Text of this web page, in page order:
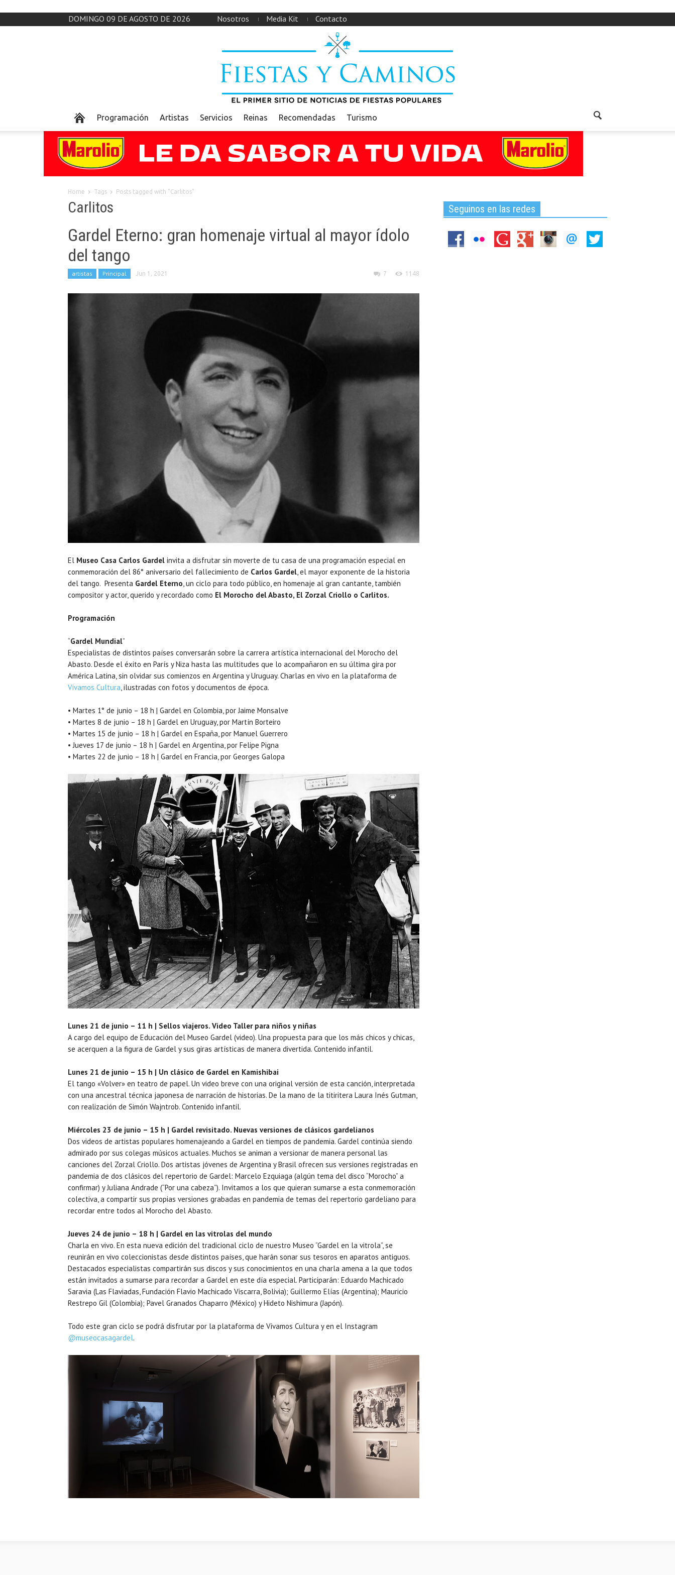
DOMINGO 09 DE AGOSTO DE 2026 Nosotros Media Kit Contacto
Programación Artistas Servicios Reinas Recomendadas Turismo
Home Tags Posts tagged with "Carlitos"
Carlitos
Gardel Eterno: gran homenaje virtual al mayor ídolo
del tango
artistas Principal Jun 1, 2021 7 1148
El Museo Casa Carlos Gardel invita a disfrutar sin moverte de tu casa de una programación especial en
conmemoración del 86° aniversario del fallecimiento de Carlos Gardel, el mayor exponente de la historia
del tango. Presenta Gardel Eterno, un ciclo para todo público, en homenaje al gran cantante, también
compositor y actor, querido y recordado como El Morocho del Abasto, El Zorzal Criollo o Carlitos.
Programación
“Gardel Mundial”
Especialistas de distintos países conversarán sobre la carrera artística internacional del Morocho del
Abasto. Desde el éxito en París y Niza hasta las multitudes que lo acompañaron en su última gira por
América Latina, sin olvidar sus comienzos en Argentina y Uruguay. Charlas en vivo en la plataforma de
Vivamos Cultura, ilustradas con fotos y documentos de época.
• Martes 1° de junio – 18 h | Gardel en Colombia, por Jaime Monsalve
• Martes 8 de junio – 18 h | Gardel en Uruguay, por Martín Borteiro
• Martes 15 de junio – 18 h | Gardel en España, por Manuel Guerrero
• Jueves 17 de junio – 18 h | Gardel en Argentina, por Felipe Pigna
• Martes 22 de junio – 18 h | Gardel en Francia, por Georges Galopa
Lunes 21 de junio – 11 h | Sellos viajeros. Video Taller para niños y niñas
A cargo del equipo de Educación del Museo Gardel (video). Una propuesta para que los más chicos y chicas,
se acerquen a la figura de Gardel y sus giras artísticas de manera divertida. Contenido infantil.
Lunes 21 de junio – 15 h | Un clásico de Gardel en Kamishibai
El tango «Volver» en teatro de papel. Un video breve con una original versión de esta canción, interpretada
con una ancestral técnica japonesa de narración de historias. De la mano de la titiritera Laura Inés Gutman,
con realización de Simón Wajntrob. Contenido infantil.
Miércoles 23 de junio – 15 h | Gardel revisitado. Nuevas versiones de clásicos gardelianos
Dos videos de artistas populares homenajeando a Gardel en tiempos de pandemia. Gardel continúa siendo
admirado por sus colegas músicos actuales. Muchos se animan a versionar de manera personal las
canciones del Zorzal Criollo. Dos artistas jóvenes de Argentina y Brasil ofrecen sus versiones registradas en
pandemia de dos clásicos del repertorio de Gardel: Marcelo Ezquiaga (algún tema del disco “Morocho” a
confirmar) y Juliana Andrade (“Por una cabeza”). Invitamos a los que quieran sumarse a esta conmemoración
colectiva, a compartir sus propias versiones grabadas en pandemia de temas del repertorio gardeliano para
recordar entre todos al Morocho del Abasto.
Jueves 24 de junio – 18 h | Gardel en las vitrolas del mundo
Charla en vivo. En esta nueva edición del tradicional ciclo de nuestro Museo “Gardel en la vitrola”, se
reunirán en vivo coleccionistas desde distintos países, que harán sonar sus tesoros en aparatos antiguos.
Destacados especialistas compartirán sus discos y sus conocimientos en una charla amena a la que todos
están invitados a sumarse para recordar a Gardel en este día especial. Participarán: Eduardo Machicado
Saravia (Las Flaviadas, Fundación Flavio Machicado Viscarra, Bolivia); Guillermo Elías (Argentina); Mauricio
Restrepo Gil (Colombia); Pavel Granados Chaparro (México) y Hideto Nishimura (Japón).
Todo este gran ciclo se podrá disfrutar por la plataforma de Vivamos Cultura y en el Instagram
@museocasagardel.
Seguinos en las redes